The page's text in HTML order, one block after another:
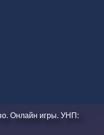
Онлайн игры. УНП: